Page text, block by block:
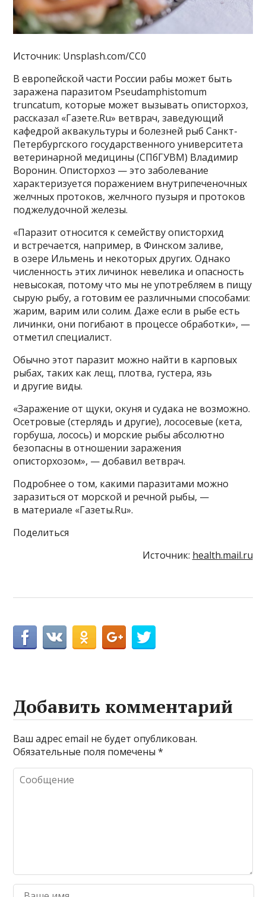
Источник: Unsplash.com/CC0
В европейской части России рабы может быть
заражена паразитом Pseudamphistomum
truncatum, которые может вызывать описторхоз,
рассказал «Газете.Ru» ветврач, заведующий
кафедрой аквакультуры и болезней рыб Санкт-
Петербургского государственного университета
ветеринарной медицины (СПбГУВМ) Владимир
Воронин. Описторхоз — это заболевание
характеризуется поражением внутрипеченочных
желчных протоков, желчного пузыря и протоков
поджелудочной железы.
«Паразит относится к семейству описторхид
и встречается, например, в Финском заливе,
в озере Ильмень и некоторых других. Однако
численность этих личинок невелика и опасность
невысокая, потому что мы не употребляем в пищу
сырую рыбу, а готовим ее различными способами:
жарим, варим или солим. Даже если в рыбе есть
личинки, они погибают в процессе обработки», —
отметил специалист.
Обычно этот паразит можно найти в карповых
рыбах, таких как лещ, плотва, густера, язь
и другие виды.
«Заражение от щуки, окуня и судака не возможно.
Осетровые (стерлядь и другие), лососевые (кета,
горбуша, лосось) и морские рыбы абсолютно
безопасны в отношении заражения
описторхозом», — добавил ветврач.
Подробнее о том, какими паразитами можно
заразиться от морской и речной рыбы, —
в материале «Газеты.Ru».
Поделиться
Источник: health.mail.ru
Добавить комментарий
Ваш адрес email не будет опубликован.
Обязательные поля помечены*